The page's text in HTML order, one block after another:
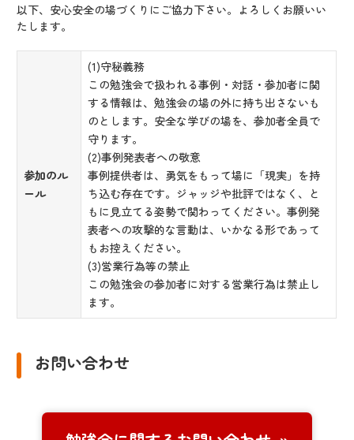
以下、安心安全の場づくりにご協力下さい。よろしくお願いい
たします。
参加のル
ール
(1)守秘義務
この勉強会で扱われる事例・対話・参加者に関
する情報は、勉強会の場の外に持ち出さないも
のとします。安全な学びの場を、参加者全員で
守ります。
(2)事例発表者への敬意
事例提供者は、勇気をもって場に「現実」を持
ち込む存在です。ジャッジや批評ではなく、と
もに見立てる姿勢で関わってください。事例発
表者への攻撃的な言動は、いかなる形であって
もお控えください。
(3)営業行為等の禁止
この勉強会の参加者に対する営業行為は禁止し
ます。
お問い合わせ